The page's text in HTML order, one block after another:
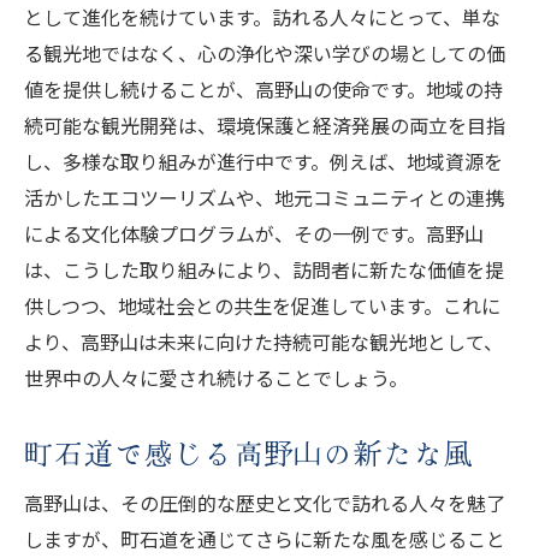
として進化を続けています。訪れる人々にとって、単な
る観光地ではなく、心の浄化や深い学びの場としての価
値を提供し続けることが、高野山の使命です。地域の持
続可能な観光開発は、環境保護と経済発展の両立を目指
し、多様な取り組みが進行中です。例えば、地域資源を
活かしたエコツーリズムや、地元コミュニティとの連携
による文化体験プログラムが、その一例です。高野山
は、こうした取り組みにより、訪問者に新たな価値を提
供しつつ、地域社会との共生を促進しています。これに
より、高野山は未来に向けた持続可能な観光地として、
世界中の人々に愛され続けることでしょう。
町石道で感じる高野山の新たな風
高野山は、その圧倒的な歴史と文化で訪れる人々を魅了
しますが、町石道を通じてさらに新たな風を感じること